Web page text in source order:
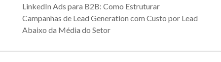
LinkedIn Ads para B2B: Como Estruturar
Campanhas de Lead Generation com Custo por Lead
Abaixo da Média do Setor